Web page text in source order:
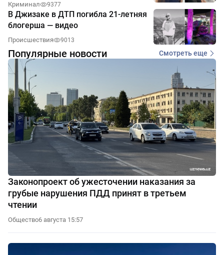
Криминал 9377
В Джизаке в ДТП погибла 21-летняя
блогерша — видео
Происшествия 9013
Популярные новости Смотреть еще
Законопроект об ужесточении наказания за
грубые нарушения ПДД принят в третьем
чтении
Общество6 августа 15:57